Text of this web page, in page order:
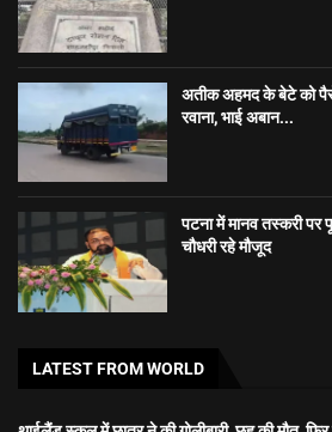
अतीक अहमद के बेटे को
रवाना, भाई अबान...
पटना में मानव तस्करी पर
चौधरी रहे मौजूद
LATEST FROM WORLD